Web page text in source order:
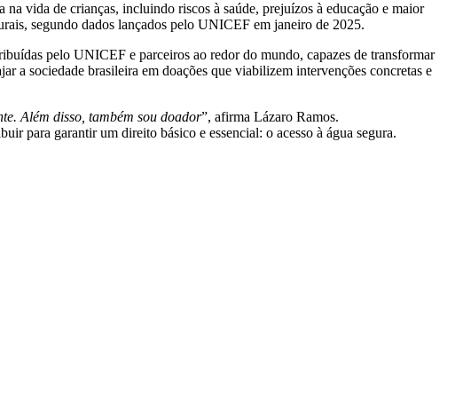
vida de crianças, incluindo riscos à saúde, prejuízos à educação e maior
segundo dados lançados pelo UNICEF em janeiro de 2025.
pelo UNICEF e parceiros ao redor do mundo, capazes de transformar
a sociedade brasileira em doações que viabilizem intervenções concretas e
Além disso, também sou doador”, afirma Lázaro Ramos.
para garantir um direito básico e essencial: o acesso à água segura.